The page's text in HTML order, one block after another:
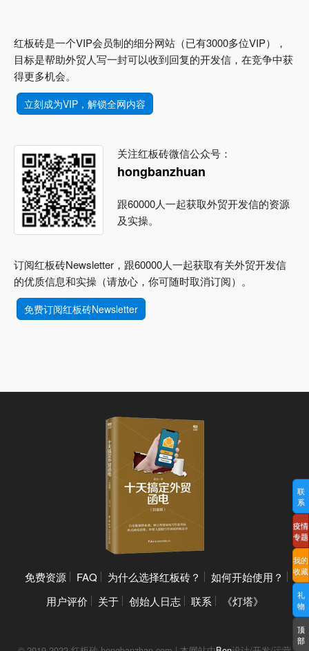
红板砖是一个VIP会员制的细分网站（已有3000多位VIP），
目标是帮助外贸人写一封可以收到回复的开发信，在竞争中获
得更多机会。
立刻成为VIP，解锁全网内容
关注红板砖微信公众号：
hongbanzhuan
跟60000人一起获取外贸开发信的资源
及实操。
订阅红板砖Newsletter，跟60000人一起获取有关外贸开发信
的优质信息和实操（请放心，你可随时取消订阅）。
免费订阅红板砖Newsletter
免费资源 FAQ 为什么选择红板砖？
如何开始使用？
用户评价
关于 创始人日志 联系 《灯塔》
联
系
疫情
专题
我的
收藏
礼
物
顶
部